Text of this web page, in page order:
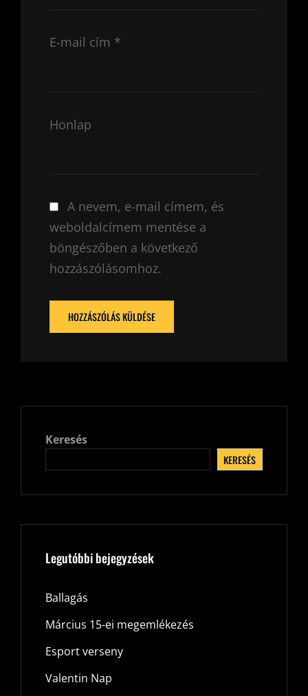
E-mail cím *
Honlap
A nevem, e-mail címem, és
weboldalcímem mentése a
böngészőben a következő
hozzászólásomhoz.
Keresés
KERESÉS
Legutóbbi bejegyzések
Ballagás
Március 15-ei megemlékezés
Esport verseny
Valentin Nap